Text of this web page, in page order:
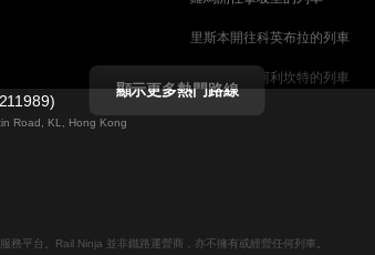
里斯本開往科英布拉的列車
馬德里開往阿利坎特的列車
首爾開往釜山的列車
顯示更多熱門路線
Road, KL, Hong Kong
務平台。Rail Ninja 並非鐵路運營商，亦不擁有或經營任何列車。